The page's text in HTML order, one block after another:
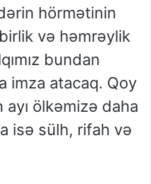
hörmətinin
və həmrəylik
bundan
imza atacaq. Qoy
ölkəmizə daha
isə sülh, rifah və